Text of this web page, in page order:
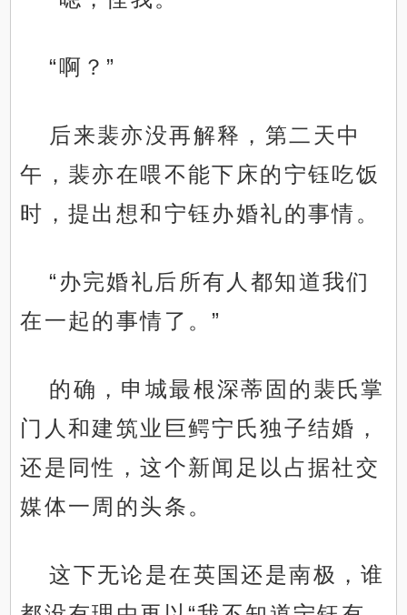
“啊？”
后来裴亦没再解释，第二天中
午，裴亦在喂不能下床的宁钰吃饭
时，提出想和宁钰办婚礼的事情。
“办完婚礼后所有人都知道我们
在一起的事情了。”
的确，申城最根深蒂固的裴氏掌
门人和建筑业巨鳄宁氏独子结婚，
还是同性，这个新闻足以占据社交
媒体一周的头条。
这下无论是在英国还是南极，谁